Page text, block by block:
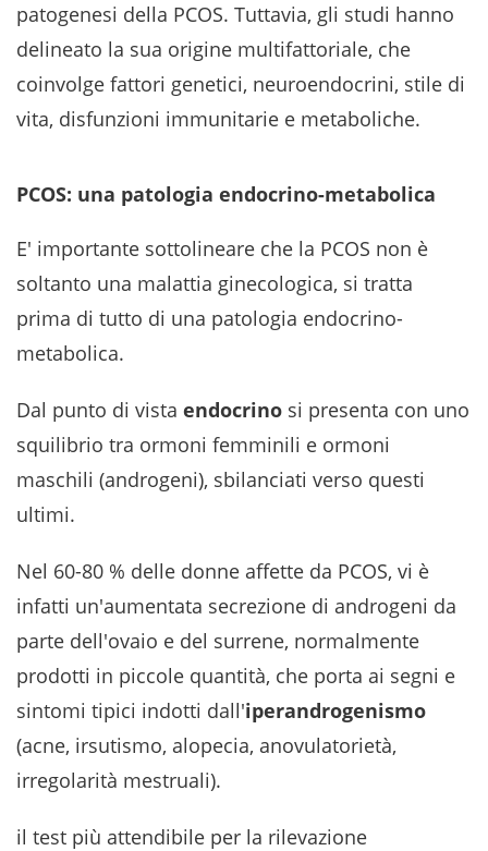
patogenesi della PCOS. Tuttavia, gli studi hanno
delineato la sua origine multifattoriale, che
coinvolge fattori genetici, neuroendocrini, stile di
vita, disfunzioni immunitarie e metaboliche.
PCOS: una patologia endocrino-metabolica
E' importante sottolineare che la PCOS non è
soltanto una malattia ginecologica, si tratta
prima di tutto di una patologia endocrino-
metabolica.
Dal punto di vista endocrino si presenta con uno
squilibrio tra ormoni femminili e ormoni
maschili (androgeni), sbilanciati verso questi
ultimi.
Nel 60-80 % delle donne affette da PCOS, vi è
infatti un'aumentata secrezione di androgeni da
parte dell'ovaio e del surrene, normalmente
prodotti in piccole quantità, che porta ai segni e
sintomi tipici indotti dall'iperandrogenismo
(acne, irsutismo, alopecia, anovulatorietà,
irregolarità mestruali).
il test più attendibile per la rilevazione